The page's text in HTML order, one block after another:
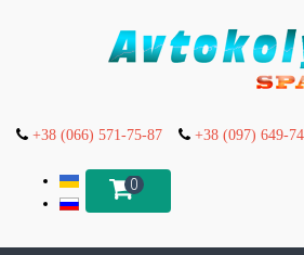
+38 (066) 571-75-87 +38 (097) 649-
0